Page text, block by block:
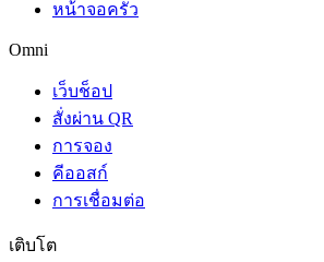
หน้าจอครัว
Omni
เว็บช็อป
สั่งผ่าน QR
การจอง
คีออสก์
การเชื่อมต่อ
เติบโต